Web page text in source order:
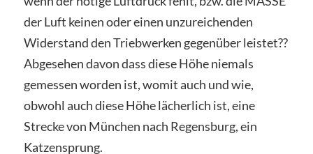
der Luft keinen oder einen unzureichenden
Widerstand den Triebwerken gegenüber leistet??
Abgesehen davon dass diese Höhe niemals
gemessen worden ist, womit auch und wie,
obwohl auch diese Höhe lächerlich ist, eine
Strecke von München nach Regensburg, ein
Katzensprung.